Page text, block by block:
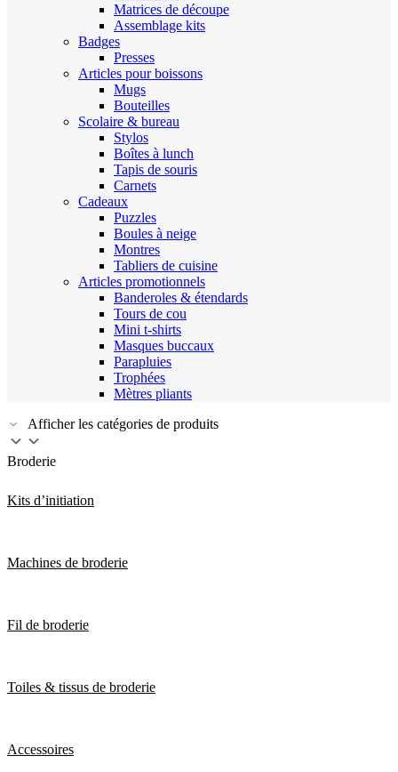
Matrices de découpe
Assemblage kits
Badges
Presses
Articles pour boissons
Mugs
Bouteilles
Scolaire & bureau
Stylos
Boîtes à lunch
Tapis de souris
Carnets
Cadeaux
Puzzles
Boules à neige
Montres
Tabliers de cuisine
Articles promotionnels
Banderoles & étendards
Tours de cou
Mini t-shirts
Masques buccaux
Parapluies
Trophées
Mètres pliants
Afficher les catégories de produits
Broderie
Kits d’initiation
Machines de broderie
Fil de broderie
Toiles & tissus de broderie
Accessoires